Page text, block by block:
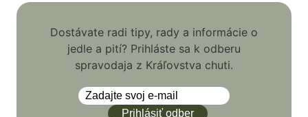
Dostávate radi tipy, rady a informácie o
jedle a pití? Prihláste sa k odberu
spravodaja z Kráľovstva chuti.